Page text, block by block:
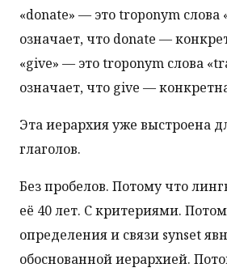
«donate» — это troponym слова
означает, что donate —
«give» — это troponym слова
означает, что give —
Эта иерархия уже выстроена
глаголов.
Без пробелов. Потому что
её 40 лет. С критериями.
определения и связи synset
обоснованной иерархией.